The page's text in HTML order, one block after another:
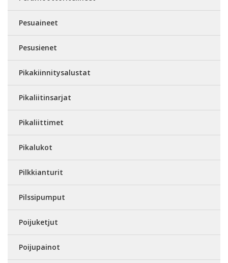
Pesuaineet
Pesusienet
Pikakiinnitysalustat
Pikaliitinsarjat
Pikaliittimet
Pikalukot
Pilkkianturit
Pilssipumput
Poijuketjut
Poijupainot